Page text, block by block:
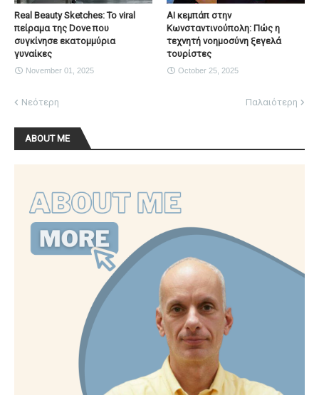
Real Beauty Sketches: Το viral
πείραμα της Dove που
συγκίνησε εκατομμύρια
γυναίκες
November 01, 2025
AI κεμπάπ στην
Κωνσταντινούπολη: Πώς η
τεχνητή νοημοσύνη ξεγελά
τουρίστες
October 25, 2025
Νεότερη Παλαιότερη
ABOUT ME